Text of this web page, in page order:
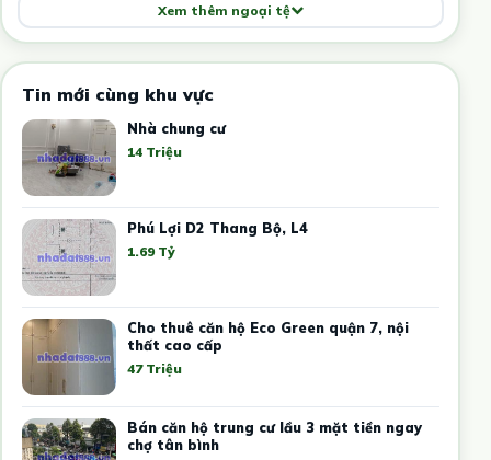
Xem thêm ngoại tệ
Tin mới cùng khu vực
Nhà chung cư
14 Triệu
Phú Lợi D2 Thang Bộ, L4
1.69 Tỷ
Cho thuê căn hộ Eco Green quận 7, nội
thất cao cấp
47 Triệu
Bán căn hộ trung cư lầu 3 mặt tiền ngay
chợ tân bình